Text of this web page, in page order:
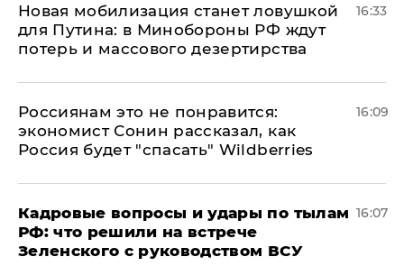
​Новая мобилизация станет ловушкой
для Путина: в Минобороны РФ ждут
потерь и массового дезертирства
16:33
Россиянам это не понравится:
экономист Сонин рассказал, как
Россия будет "спасать" Wildberries
16:09
Кадровые вопросы и удары по тылам
РФ: что решили на встрече
Зеленского с руководством ВСУ
16:07